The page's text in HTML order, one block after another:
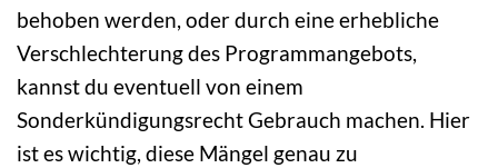
behoben werden, oder durch eine erhebliche
Verschlechterung des Programmangebots,
kannst du eventuell von einem
Sonderkündigungsrecht Gebrauch machen. Hier
ist es wichtig, diese Mängel genau zu